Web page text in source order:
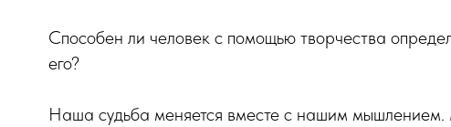
Способен ли человек с помощью творчества
его?
Наша судьба меняется вместе с нашим